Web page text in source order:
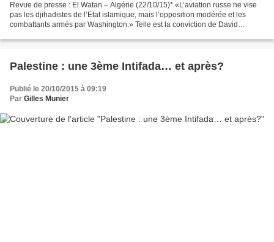
Revue de presse : El Watan – Algérie (22/10/15)* «L’aviation russe ne vise
pas les djihadistes de l’Etat islamique, mais l’opposition modérée et les
combattants armés par Washington.» Telle est la conviction de David
Palestine : une 3ème Intifada… et après?
Publié le 20/10/2015 à 09:19
Par Gilles Munier